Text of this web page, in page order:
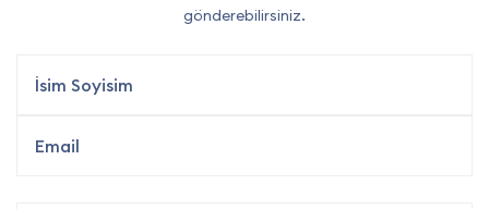
gönderebilirsiniz.